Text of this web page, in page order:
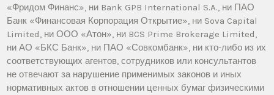
«Фридом Финанс», ни Bank GPB International S.A., ни ПАО
Банк «Финансовая Корпорация Открытие», ни Sova Capital
Limited, ни ООО «Атон», ни BCS Prime Brokerage Limited,
ни АО «БКС Банк», ни ПАО «Совкомбанк», ни кто-либо из их
соответствующих агентов, сотрудников или консультантов
не отвечают за нарушение применимых законов и иных
нормативных актов в отношении ценных бумаг физическими